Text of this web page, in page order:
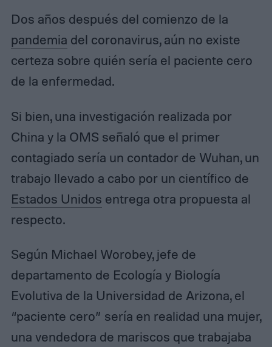
Dos años después del comienzo de la
pandemia del coronavirus, aún no existe
certeza sobre quién sería el paciente cero
de la enfermedad.
Si bien, una investigación realizada por
China y la OMS señaló que el primer
contagiado sería un contador de Wuhan, un
trabajo llevado a cabo por un científico de
Estados Unidos entrega otra propuesta al
respecto.
Según Michael Worobey, jefe de
departamento de Ecología y Biología
Evolutiva de la Universidad de Arizona, el
“paciente cero” sería en realidad una mujer,
una vendedora de mariscos que trabajaba